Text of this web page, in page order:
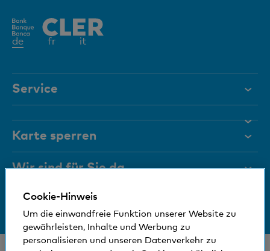
deAktives
fr it
Service
Dokumente
Magazin
Führungsgremien
Medien
Sozial und umweltfreundlich
Karte sperren
+41 (0)800 88 99 66
Wir sind für Sie da
Hilfe & Kontakt
Bankinfos
Cookie-Hinweis
Um die einwandfreie Funktion unserer Website zu
gewährleisten, Inhalte und Werbung zu
personalisieren und unseren Datenverkehr zu